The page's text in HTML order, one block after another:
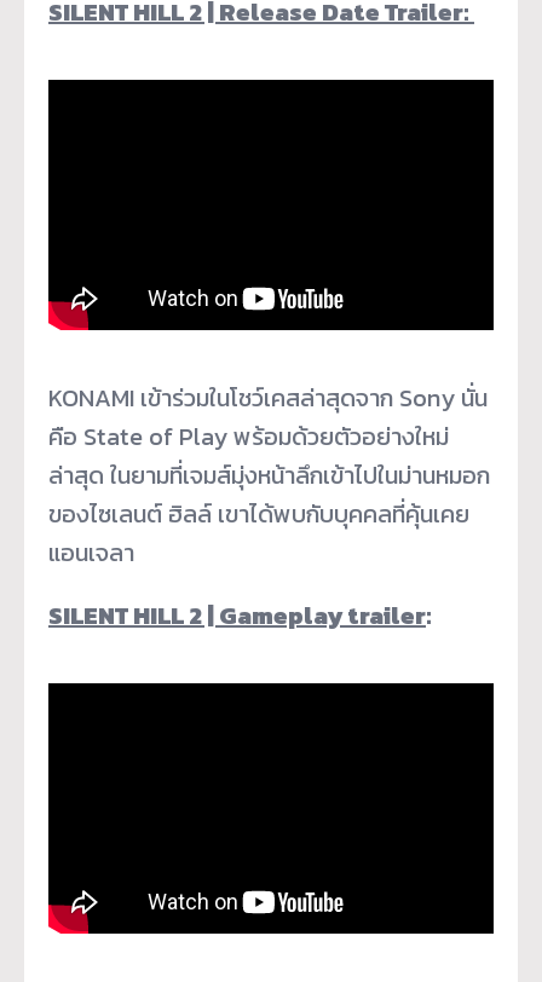
SILENT HILL 2 | Release DateTrailer:
KONAMI เข้าร่วมในโชว์เคสล่าสุดจาก Sony นั่น
คือ State of Play พร้อมด้วยตัวอย่างใหม่
ล่าสุด ในยามที่เจมส์มุ่งหน้าลึกเข้าไปในม่านหมอก
ของไซเลนต์ ฮิลล์ เขาได้พบกับบุคคลที่คุ้นเคย
แอนเจลา
SILENT HILL 2 | Gameplay trailer: